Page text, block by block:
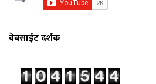
वेबसाईट दर्शक